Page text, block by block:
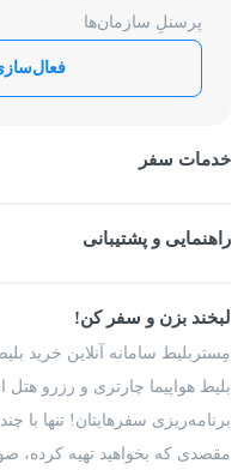
پرسنلِ سازمان‌ها
خدمات سفر
بلیط قطار
راهنمایی و پشتیبانی
شرایط و مقررات
راهکار سازمانی
درباره ما
لبخند بزن و سفر کن!
مِستربلیط سامانه آنلاین خرید
بلیط هواپیما چارتری و رزرو
برنامه‌ریزی سفرهایتان! تنها با
مقصدی که بخواهید تهیه کرده،